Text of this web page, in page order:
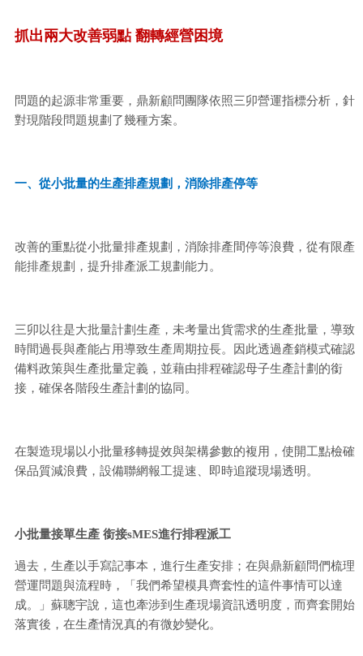
抓出兩大改善弱點 翻轉經營困境
問題的起源非常重要，鼎新顧問團隊依照三卯營運指標分析，針
對現階段問題規劃了幾種方案。
一、從小批量的生產排產規劃，消除排產停等
改善的重點從小批量排產規劃，消除排產間停等浪費，從有限產
能排產規劃，提升排產派工規劃能力。
三卯以往是大批量計劃生產，未考量出貨需求的生產批量，導致
時間過長與產能占用導致生產周期拉長。因此透過產銷模式確認
備料政策與生產批量定義，並藉由排程確認母子生產計劃的銜
接，確保各階段生產計劃的協同。
在製造現場以小批量移轉提效與架構參數的複用，使開工點檢確
保品質減浪費，設備聯網報工提速、即時追蹤現場透明。
小批量接單生產 銜接sMES進行排程派工
過去，生產以手寫記事本，進行生產安排；在與鼎新顧問們梳理
營運問題與流程時，「我們希望模具齊套性的這件事情可以達
成。」蘇聰宇說，這也牽涉到生產現場資訊透明度，而齊套開始
落實後，在生產情況真的有微妙變化。